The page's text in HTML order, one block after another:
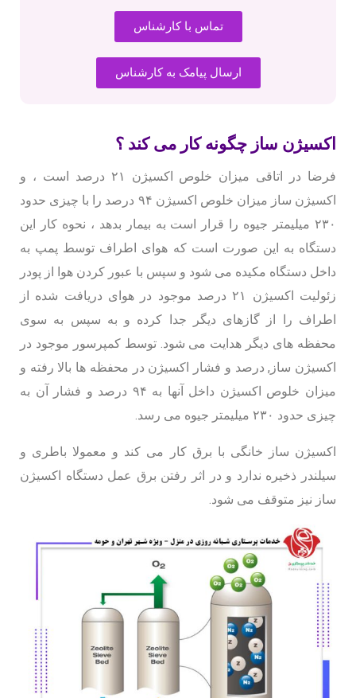
تماس با کارشناس
ارسال پیامک به کارشناس
اکسیژن ساز چگونه کار می کند ؟
فرضا در اتاقی میزان خلوص اکسیژن ۲۱ درصد است ، و
اکسیژن ساز میزان خلوص اکسیژن ۹۴ درصد را با چیزی حدود
۲۳۰ میلیمتر جیوه را قرار است به بیمار بدهد ، نحوه کار این
دستگاه به این صورت است که هوای اطراف توسط پمپ به
داخل دستگاه مکیده می شود و سپس با عبور کردن هوا از پودر
زئولیت اکسیژن ۲۱ درصد موجود در هوای دریافت شده از
اطراف را از گازهای دیگر جدا کرده و به سپس به سوی
محفظه های دیگر هدایت می شود. توسط کمپرسور موجود در
اکسیژن ساز, درصد و فشار اکسیژن در محفظه ها بالا رفته و
میزان خلوص اکسیژن داخل آنها به ۹۴ درصد و فشار آن به
چیزی حدود ۲۳۰ میلیمتر جیوه می رسد.
اکسیژن ساز خانگی با برق کار می کند و معمولا باطری و
سیلندر ذخیره ندارد و در اثر رفتن برق عمل دستگاه اکسیژن
ساز نیز متوقف می شود.